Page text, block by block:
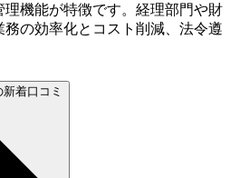
機能が特徴です。経理部門や財
の効率化とコスト削減、法令遵
着口コミ